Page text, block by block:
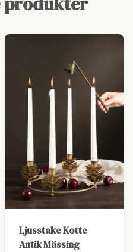
Ljusstake Kotte
Antik Mässing